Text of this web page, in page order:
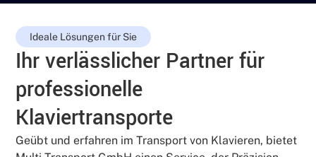
Ideale Lösungen für Sie
Ihr verlässlicher Partner für
professionelle
Klaviertransporte
Geübt und erfahren im Transport von Klavieren, bietet